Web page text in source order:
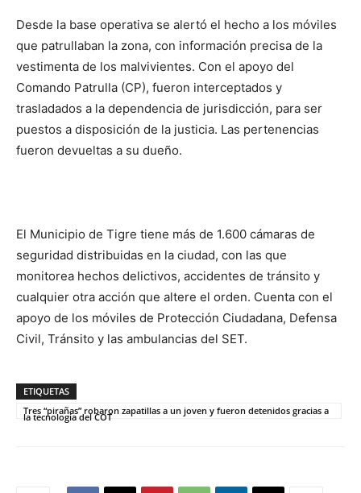
Desde la base operativa se alertó el hecho a los móviles
que patrullaban la zona, con información precisa de la
vestimenta de los malvivientes. Con el apoyo del
Comando Patrulla (CP), fueron interceptados y
trasladados a la dependencia de jurisdicción, para ser
puestos a disposición de la justicia. Las pertenencias
fueron devueltas a su dueño.
El Municipio de Tigre tiene más de 1.600 cámaras de
seguridad distribuidas en la ciudad, con las que
monitorea hechos delictivos, accidentes de tránsito y
cualquier otra acción que altere el orden. Cuenta con el
apoyo de los móviles de Protección Ciudadana, Defensa
Civil, Tránsito y las ambulancias del SET.
ETIQUETAS
Tres “pirañas” robaron zapatillas a un joven y fueron detenidos gracias a
la tecnología del COT